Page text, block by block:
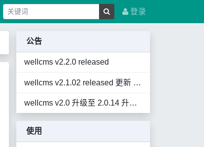
登录
公告
wellcms v2.2.0 released
wellcms v2.1.02 released 更新 2021.10.16 暂未推送，自行覆盖
wellcms v2.0 升级至 2.0.14 升级 UI Oriental Lion 东方狮子
使用